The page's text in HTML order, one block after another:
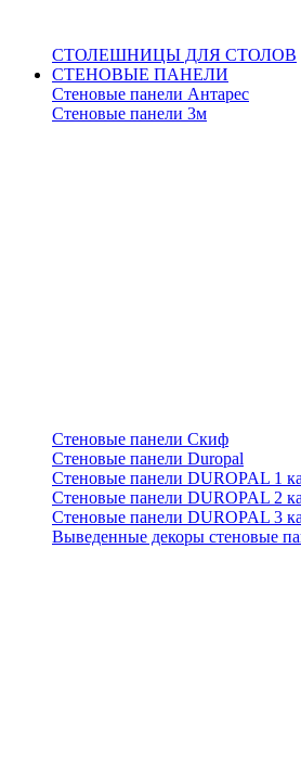
СТОЛЕШНИЦЫ ДЛЯ СТОЛОВ
СТЕНОВЫЕ ПАНЕЛИ
Стеновые панели Антарес
Стеновые панели 3м
Стеновые панели Скиф
Стеновые панели Duropal
Стеновые панели DUROPAL 1
Стеновые панели DUROPAL 2
Стеновые панели DUROPAL 3
Выведенные декоры стеновые